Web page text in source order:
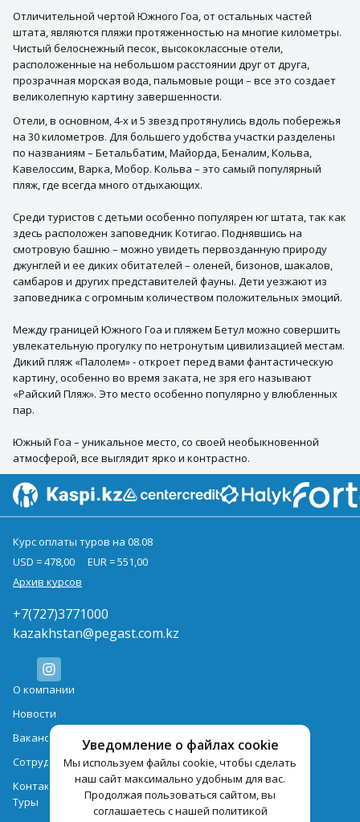
Отличительной чертой Южного Гоа, от остальных частей
штата, являются пляжи протяженностью на многие километры.
Чистый белоснежный песок, высококлассные отели,
расположенные на небольшом расстоянии друг от друга,
прозрачная морская вода, пальмовые рощи – все это создает
великолепную картину завершенности.
Отели, в основном, 4-х и 5 звезд протянулись вдоль побережья
на 30 километров. Для большего удобства участки разделены
по названиям – Бетальбатим, Майорда, Беналим, Кольва,
Кавелоссим, Варка, Мобор. Кольва – это самый популярный
пляж, где всегда много отдыхающих.
Среди туристов с детьми особенно популярен юг штата, так как
здесь расположен заповедник Котигао. Поднявшись на
смотровую башню – можно увидеть первозданную природу
джунглей и ее диких обитателей – оленей, бизонов, шакалов,
самбаров и других представителей фауны. Дети уезжают из
заповедника с огромным количеством положительных эмоций.
Между границей Южного Гоа и пляжем Бетул можно совершить
увлекательную прогулку по нетронутым цивилизацией местам.
Дикий пляж «Палолем» - откроет перед вами фантастическую
картину, особенно во время заката, не зря его называют
«Райский Пляж». Это место особенно популярно у влюбленных
пар.
Южный Гоа – уникальное место, со своей необыкновенной
атмосферой, все выглядит ярко и контрастно.
Уведомление о файлах cookie
Мы используем файлы cookie, чтобы сделать
наш сайт максимально удобным для вас.
Продолжая пользоваться сайтом, вы
соглашаетесь с нашей политикой
Курс оплаты туров на 08.08
USD = 478,00
EUR = 551,00
Архив курсов
+7(727)3771000
kazakhstan@pegast.com.kz
О компании
Новости
Вакансии
Сотрудничество
Контактная информация
Туры